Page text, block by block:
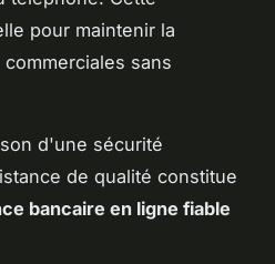
pour maintenir la
sans
d'une sécurité
de qualité constitue
bancaire en ligne fiable